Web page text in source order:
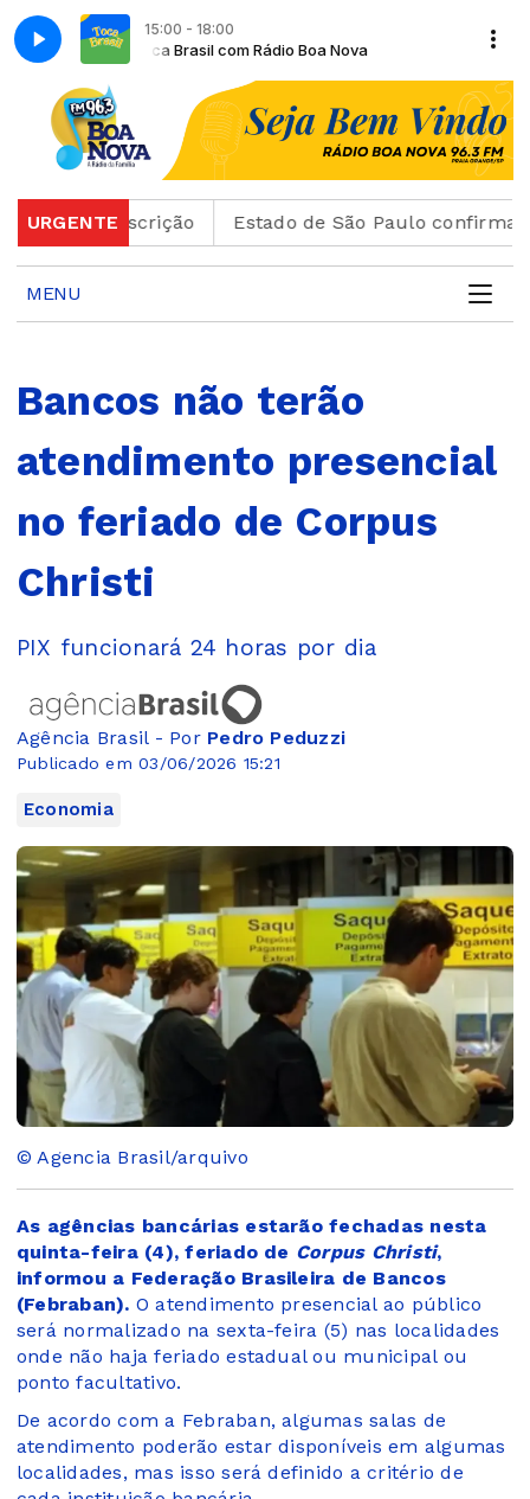
15:00 - 18:00
Toca Brasil com Rádio Boa Nova
URGENTE
de inscrição Estado de São Paulo confirma 23
MENU
Bancos não terão
atendimento presencial
no feriado de Corpus
Christi
PIX funcionará 24 horas por dia
Agência Brasil - Por Pedro Peduzzi
Publicado em 03/06/2026 15:21
Economia
© Agencia Brasil/arquivo
As agências bancárias estarão fechadas nesta
quinta-feira (4), feriado de Corpus Christi,
informou a Federação Brasileira de Bancos
(Febraban). O atendimento presencial ao público
será normalizado na sexta-feira (5) nas localidades
onde não haja feriado estadual ou municipal ou
ponto facultativo.
De acordo com a Febraban, algumas salas de
atendimento poderão estar disponíveis em algumas
localidades, mas isso será definido a critério de